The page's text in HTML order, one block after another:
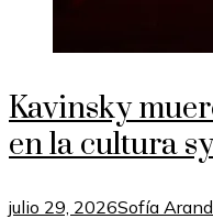
Kavinsky
en la cultura
julio 29, 2026Sofía